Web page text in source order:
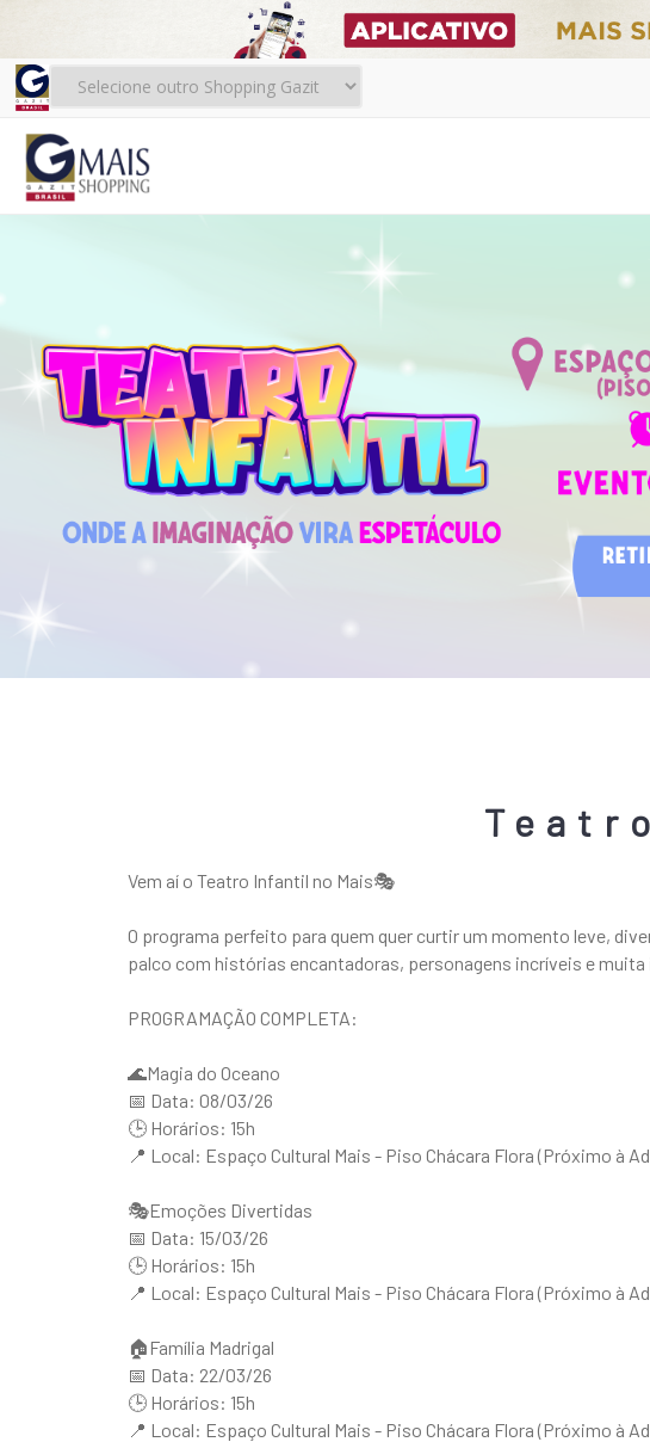
Vem aí o Teatro Infantil no Mais🎭
O programa perfeito para quem quer curtir um momento leve,
palco com histórias encantadoras, personagens incríveis e
PROGRAMAÇÃO COMPLETA:
🌊Magia do Oceano
📅 Data: 08/03/26
🕒 Horários: 15h
📍 Local: Espaço Cultural Mais - Piso Chácara Flora (Próximo à
🎭Emoções Divertidas
📅 Data: 15/03/26
🕒 Horários: 15h
📍 Local: Espaço Cultural Mais - Piso Chácara Flora (Próximo à
🏠Família Madrigal
📅 Data: 22/03/26
🕒 Horários: 15h
📍 Local: Espaço Cultural Mais - Piso Chácara Flora (Próximo à